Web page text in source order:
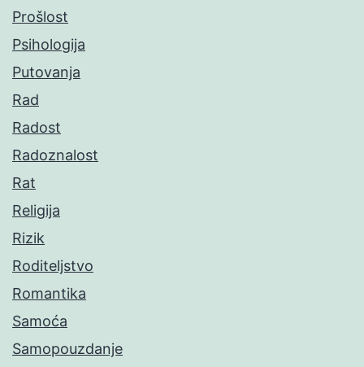
Prošlost
Psihologija
Putovanja
Rad
Radost
Radoznalost
Rat
Religija
Rizik
Roditeljstvo
Romantika
Samoća
Samopouzdanje